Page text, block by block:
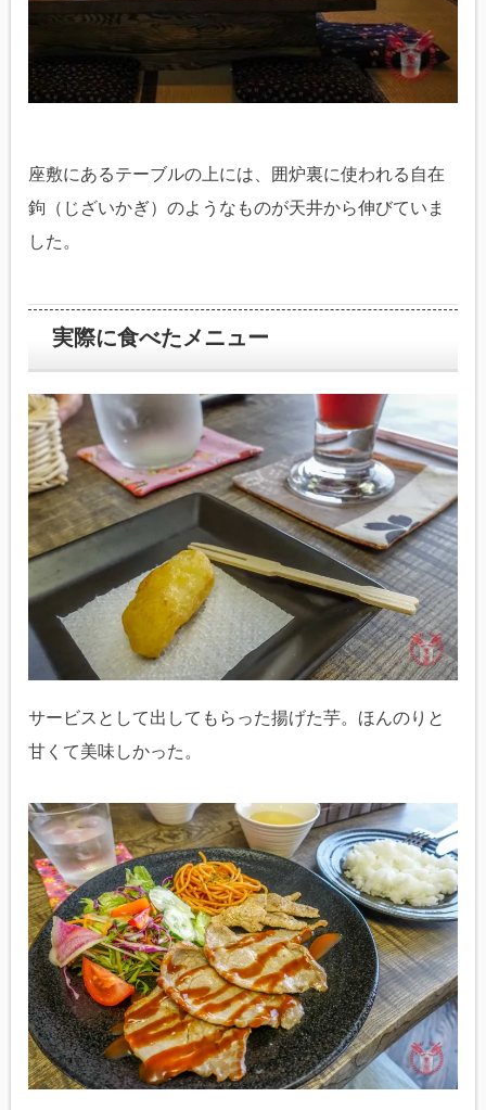
座敷にあるテーブルの上には、囲炉裏に使われる自在
鉤（じざいかぎ）のようなものが天井から伸びていま
した。
実際に食べたメニュー
サービスとして出してもらった揚げた芋。ほんのりと
甘くて美味しかった。